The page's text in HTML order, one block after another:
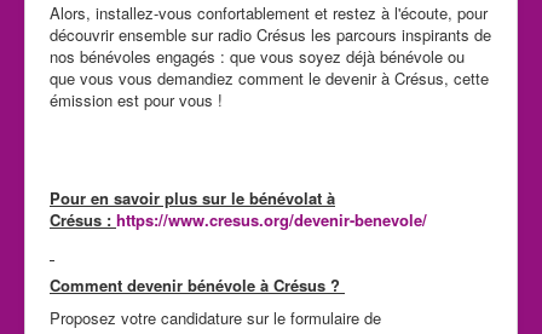
Alors, installez-vous confortablement et restez à l'écoute, pour
découvrir ensemble sur radio Crésus les parcours inspirants de
nos bénévoles engagés : que vous soyez déjà bénévole ou
que vous vous demandiez comment le devenir à Crésus, cette
émission est pour vous !
Pour en savoir plus sur le bénévolat à
Crésus : https://www.cresus.org/devenir-benevole/
Comment devenir bénévole à Crésus ?
Proposez votre candidature sur le formulaire de